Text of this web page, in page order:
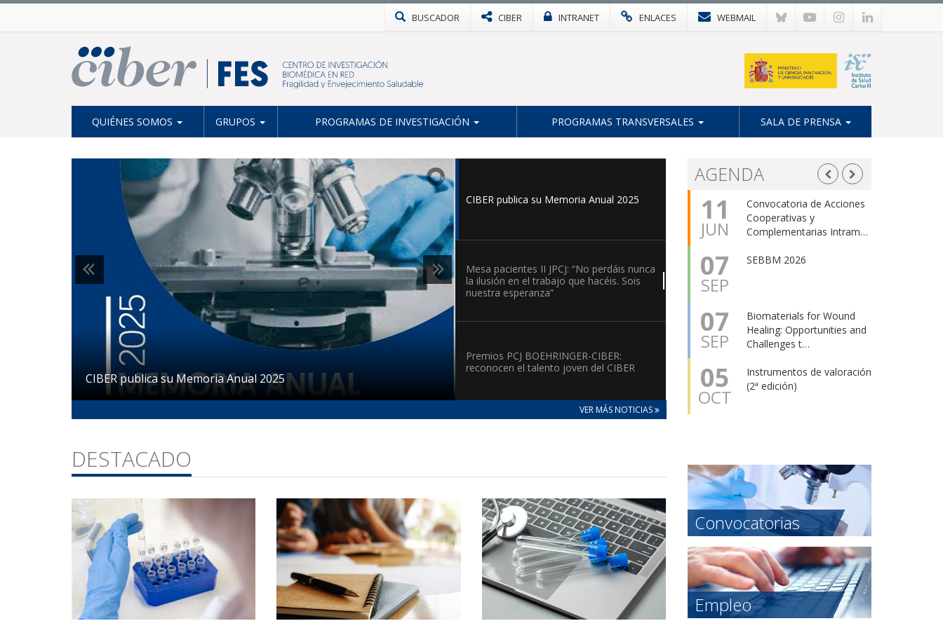
BUSCADOR CIBER INTRANET ENLACES WEBMAIL
QUIÉNES SOMOS GRUPOS PROGRAMAS DE INVESTIGACIÓN PROGRAMAS TRANSVERSALES SALA DE PRENSA
CIBER publica su Memoria Anual 2025
Identifican una proteína esencial para
prevenir el daño hepático y el desarrollo
de tumores durante el envejecimiento
CIBER publica su Memoria Anual 2025
Mesa pacientes II JPCJ: “No perdáis nunca
la ilusión en el trabajo que hacéis. Sois
nuestra esperanza”
Premios PCJ BOEHRINGER-CIBER:
reconocen el talento joven del CIBER
VER MÁS NOTICIAS
AGENDA
11
JUN
Convocatoria de Acciones
Cooperativas y
Complementarias Intram…
07
SEP
SEBBM 2026
07
SEP
Biomaterials for Wound
Healing: Opportunities and
Challenges t…
05
OCT
Instrumentos de valoración
(2ª edición)
DESTACADO
Convocatorias
Empleo